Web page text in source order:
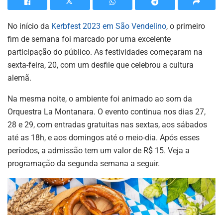
No início da Kerbfest 2023 em São Vendelino, o primeiro
fim de semana foi marcado por uma excelente
participação do público. As festividades começaram na
sexta-feira, 20, com um desfile que celebrou a cultura
alemã.
Na mesma noite, o ambiente foi animado ao som da
Orquestra La Montanara. O evento continua nos dias 27,
28 e 29, com entradas gratuitas nas sextas, aos sábados
até as 18h, e aos domingos até o meio-dia. Após esses
períodos, a admissão tem um valor de R$ 15. Veja a
programação da segunda semana a seguir.